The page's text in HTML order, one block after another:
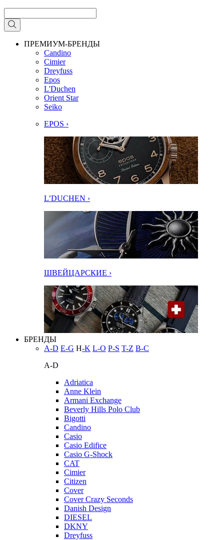
ПРЕМИУМ-БРЕНДЫ
Candino
Cimier
Dreyfuss
Epos
L'Duchen
Orient Star
Seiko
EPOS ›
L’DUCHEN ›
ШВЕЙЦАРСКИЕ ›
БРЕНДЫ
A-D E-G H-K L-O P-S T-Z В-С
A-D
Adriatica
Anne Klein
Armani Exchange
Beverly Hills Polo Club
Bigotti
Candino
Casio
Casio Edifice
Casio G-Shock
CAT
Cimier
Citizen
Cover
Cover Crazy Seconds
Danish Design
DIESEL
DKNY
Dreyfuss